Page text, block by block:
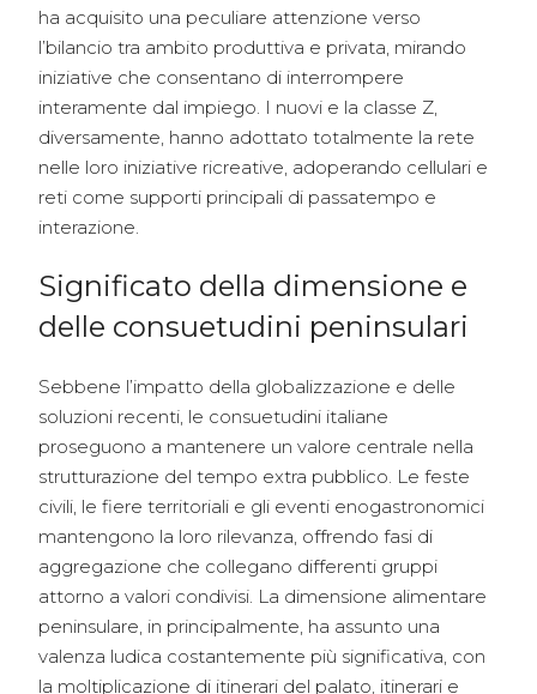
ha acquisito una peculiare attenzione verso
l’bilancio tra ambito produttiva e privata, mirando
iniziative che consentano di interrompere
interamente dal impiego. I nuovi e la classe Z,
diversamente, hanno adottato totalmente la rete
nelle loro iniziative ricreative, adoperando cellulari e
reti come supporti principali di passatempo e
interazione.
Significato della dimensione e
delle consuetudini peninsulari
Sebbene l’impatto della globalizzazione e delle
soluzioni recenti, le consuetudini italiane
proseguono a mantenere un valore centrale nella
strutturazione del tempo extra pubblico. Le feste
civili, le fiere territoriali e gli eventi enogastronomici
mantengono la loro rilevanza, offrendo fasi di
aggregazione che collegano differenti gruppi
attorno a valori condivisi. La dimensione alimentare
peninsulare, in principalmente, ha assunto una
valenza ludica costantemente più significativa, con
la moltiplicazione di itinerari del palato, itinerari e